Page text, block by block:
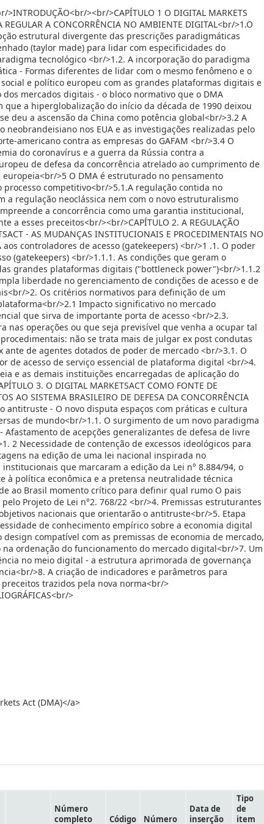
><br/>CAPÍTULO 1 O DIGITAL MARKETS
REGULAR A CONCORRÊNCIA NO AMBIENTE DIGITAL<br/>1.O
estrutural divergente das prescrições paradigmáticas
(taylor made) para lidar com especificidades do
tecnológico <br/>1.2. A incorporação do paradigma
- Formas diferentes de lidar com o mesmo fenômeno e o
e político europeu com as grandes plataformas digitais e
mercados digitais - o bloco normativo que o DMA
a hiperglobalização do início da década de 1990 deixou
deu a ascensão da China como potência global<br/>3.2 A
nos EUA e as investigações realizadas pelo
americano contra as empresas do GAFAM <br/>3.4 O
do coronavírus e a guerra da Rússia contra a
de defesa da concorrência atrelado ao cumprimento de
>5 O DMA é estruturado no pensamento
competitivo<br/>5.1.A regulação contida no
regulação neoclássica nem com o novo estruturalismo
a concorrência como uma garantia institucional,
esses preceitos<br/><br/>CAPÍTULO 2. A REGULAÇÃO
- AS MUDANÇAS INSTITUCIONAIS E PROCEDIMENTAIS NO
controladores de acesso (gatekeepers) <br/>1 .1. O poder
(gatekeepers) <br/>1.1.1. As condições que geram o
grandes plataformas digitais ("bottleneck power")<br/>1.1.2
liberdade no gerenciamento de condições de acesso e de
>2. Os critérios normativos para definição de um
>2.1 Impacto significativo no mercado
que sirva de importante porta de acesso <br/>2.3.
nas operações ou que seja previsível que venha a ocupar tal
não se trata mais de julgar ex post condutas
de agentes dotados de poder de mercado <br/>3.1. O
de acesso de serviço essencial de plataforma digital <br/>4.
e as demais instituições encarregadas de aplicação do
3. O DIGITAL MARKETSACT COMO FONTE DE
AO SISTEMA BRASILEIRO DE DEFESA DA CONCORRÊNCIA
antitruste - O novo disputa espaços com práticas e cultura
de mundo<br/>1.1. O surgimento de um novo paradigma
de acepções generalizantes de defesa de livre
2 Necessidade de contenção de excessos ideológicos para
na edição de uma lei nacional inspirada no
que marcaram a edição da Lei n° 8.884/94, o
política econômica e a pretensa neutralidade técnica
ao Brasil momento crítico para definir qual rumo O pais
Projeto de Lei n°2. 768/22 <br/>4. Premissas estruturantes
nacionais que orientarão o antitruste<br/>5. Etapa
de conhecimento empírico sobre a economia digital
compatível com as premissas de economia de mercado,
ordenação do funcionamento do mercado digital<br/>7. Um
no meio digital - a estrutura aprimorada de governança
>8. A criação de indicadores e parâmetros para
trazidos pela nova norma<br/>
>
Act (DMA)</a>
Número
completo
Código Número
Data de
inserção
Tipo
de
item